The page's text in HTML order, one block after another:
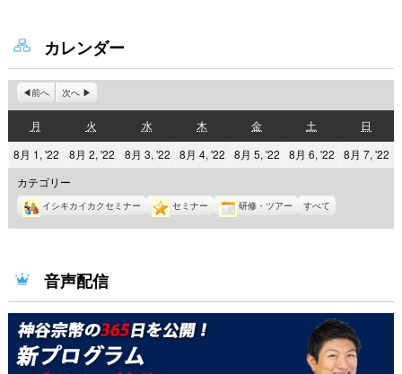
カレンダー
前へ 次へ
月
曜
日
火
曜
日
水水
曜
日
木
曜
日
金金
曜
日
土
曜
日
日
曜
日
8月 1, '222022
年
8
月
1
8月 2, '222022
年
8
月
2
8月 3, '222022
年
8
月
3
8月 4, '22
2022
年
8
月
4
8月 5, '22
2022
年
8
月
5
8月 6, '22
2022
年
8
月
6
8月 7, '22
年
7
カテゴリー
イシキカイカクセミナー セミナー 研修・ツアー すべて
音声配信